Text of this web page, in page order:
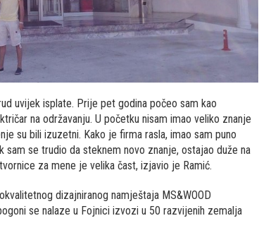
uvijek isplate. Prije pet godina počeo sam kao
na održavanju. U početku nisam imao veliko znanje
su bili izuzetni. Kako je firma rasla, imao sam puno
sam se trudio da steknem novo znanje, ostajao duže na
za mene je velika čast, izjavio je Ramić.
dizajniranog namještaja MS&WOOD
se nalaze u Fojnici izvozi u 50 razvijenih zemalja